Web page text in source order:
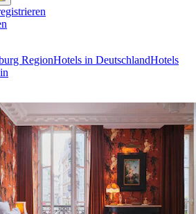
RegionHotels in DeutschlandHotels